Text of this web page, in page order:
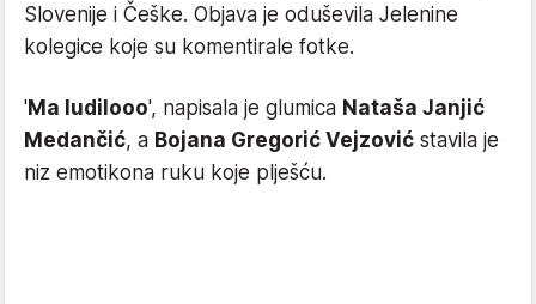
Slovenije i Češke. Objava je oduševila Jelenine
kolegice koje su komentirale fotke.
'Ma ludilooo', napisala je glumica Nataša Janjić
Medančić, a Bojana Gregorić Vejzović stavila je
niz emotikona ruku koje plješću.